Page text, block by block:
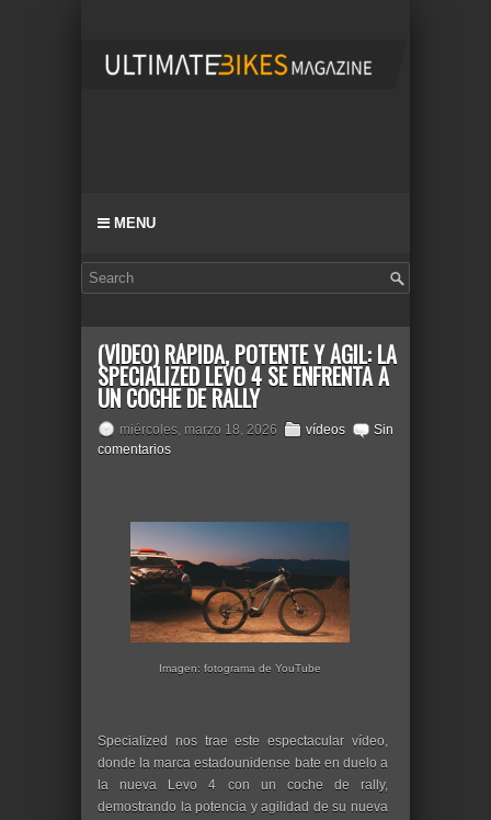
MENU
(VÍDEO) RÁPIDA, POTENTE Y ÁGIL: LA
SPECIALIZED LEVO 4 SE ENFRENTA A
UN COCHE DE RALLY
miércoles, marzo 18, 2026 vídeos
Sin
comentarios
Imagen: fotograma de YouTube
Specialized nos trae este espectacular vídeo,
donde la marca estadounidense bate en duelo a
la nueva Levo 4 con un coche de rally,
demostrando la potencia y agilidad de su nueva